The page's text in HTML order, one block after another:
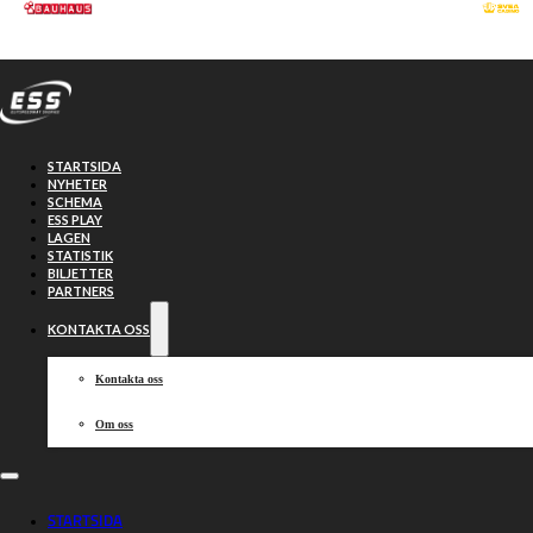
Hoppa till huvudinnehåll
STARTSIDA
NYHETER
SCHEMA
ESS PLAY
LAGEN
STATISTIK
BILJETTER
PARTNERS
KONTAKTA OSS
Kontakta oss
Om oss
STARTSIDA
Tejpen släpps